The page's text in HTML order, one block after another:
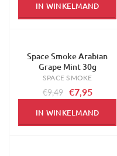
IN WINKELMAND
-16%
Space Smoke Arabian
Grape Mint 30g
SPACE SMOKE
€9,49 €7,95
IN WINKELMAND